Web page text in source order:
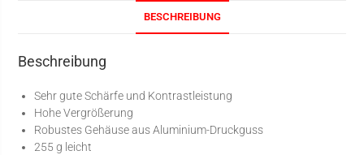
BESCHREIBUNG
Beschreibung
Sehr gute Schärfe und Kontrastleistung
Hohe Vergrößerung
Robustes Gehäuse aus Aluminium-Druckguss
255 g leicht